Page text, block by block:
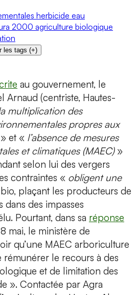
herbicide eau
2000 agriculture biologique
les tags (+)
au gouvernement, le
Arnaud (centriste, Hautes-
multiplication des
propres aux
et « l’absence de mesures
et climatiques (MAEC)»
selon lui des vergers
contraintes « obligent une
plaçant les producteurs de
des impasses
Pourtant, dans sa réponse
mai, le ministère de
qu’une MAEC arboriculture
rémunérer le recours à des
et de limitation des
». Contactée par Agra